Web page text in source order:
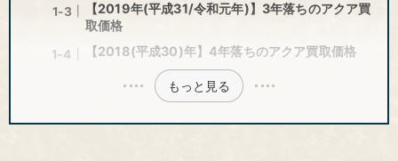
【2019年(平成31/令和元年)】3年落ちのアクア買
取価格
【2018(平成30)年】4年落ちのアクア買取価格
もっと見る